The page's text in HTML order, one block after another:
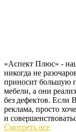
«Аспект Плюс» -
никогда не
приносит большую
мебели, а они
без дефектов. Если
реклама, просто
и
Смотреть все